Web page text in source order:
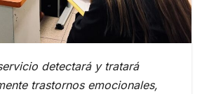
detectará y tratará
trastornos emocionales,